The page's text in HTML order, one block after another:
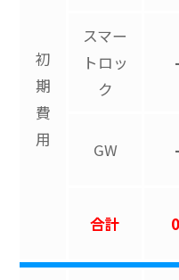
初
期
費
用
スマー
トロッ
ク
GW
合計